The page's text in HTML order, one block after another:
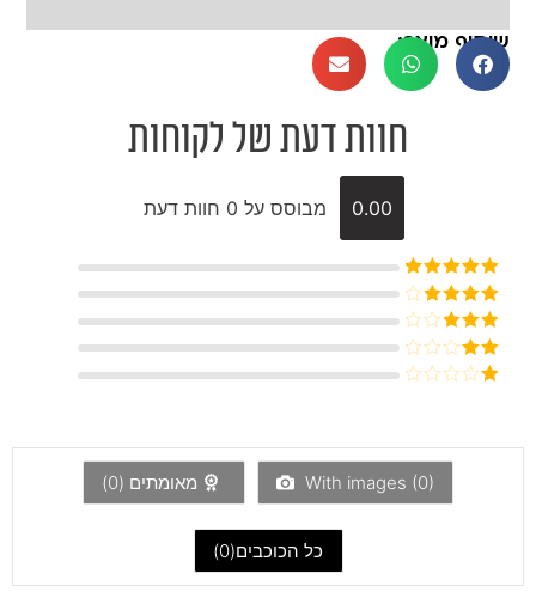
שיתוף מוצר:
חוות דעת של לקוחות
0.00 מבוסס על 0 חוות דעת
דורג5מתוך
5
דורג4
דורג3
מתוך 5
דורג
5
With images (0) מאומתים (0
)
כל הכוכבים(0
)